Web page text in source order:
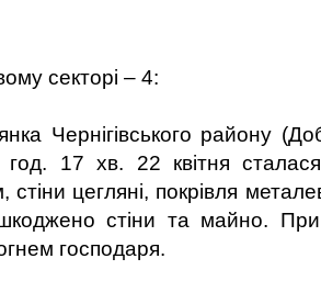
секторі – 4:
Чернігівського району
17 хв. 22 квітня
стіни цегляні, покрівля
стіни та майно.
господаря.